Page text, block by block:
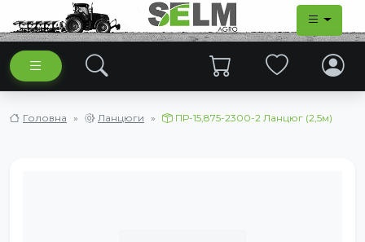
Головна Ланцюги ПР-15,875-2300-2 Ланцюг (2,5м)